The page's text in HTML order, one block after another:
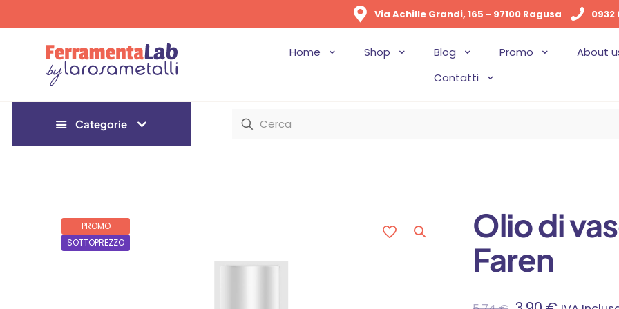
Via Achille Grandi, 165 - 97100 Ragusa 0932
Home Shop Blog Promo
About
Contatti
Categorie
PROMO
SOTTOPREZZO
Olio di
Faren